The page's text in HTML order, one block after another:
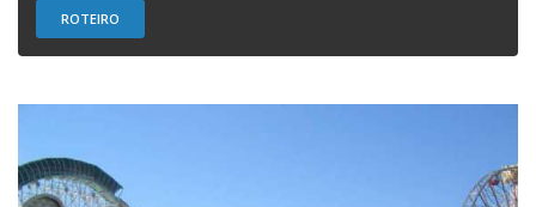
ROTEIRO